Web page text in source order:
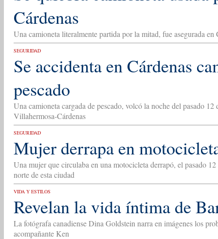
Cárdenas
Una camioneta literalmente partida por la mitad, fue asegurada
SEGURIDAD
Se accidenta en Cárdenas
pescado
Una camioneta cargada de pescado, volcó la noche del pasado
Villahermosa-Cárdenas
SEGURIDAD
Mujer derrapa en
Una mujer que circulaba en una motocicleta derrapó, el pasado
norte de esta ciudad
VIDA Y ESTILOS
Revelan la vida íntima de
La fotógrafa canadiense Dina Goldstein narra en imágenes los
acompañante Ken